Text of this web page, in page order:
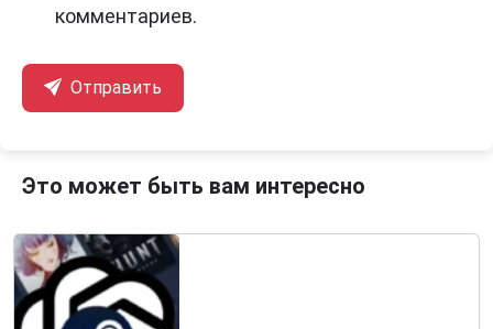
комментариев.
Отправить
Это может быть вам интересно